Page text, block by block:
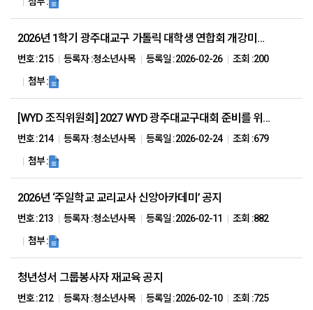
2026년 1학기 광주대교구 가톨릭 대학생 연합회 개강미사 안내
번호 :215 등록자 :청소년사목 등록일 :2026-02-26 조회 :200
첨부 :
[WYD 조직위원회] 2027 WYD 광주대교구대회 준비를 위한 ‘본당마지 대표(2인) 선임’ 요청
번호 :214 등록자 :청소년사목 등록일 :2026-02-24 조회 :679
첨부 :
2026년 ‘주일학교 교리교사 신앙아카데미’ 공지
번호 :213 등록자 :청소년사목 등록일 :2026-02-11 조회 :882
첨부 :
청년성서 그룹봉사자 재교육 공지
번호 :212 등록자 :청소년사목 등록일 :2026-02-10 조회 :725